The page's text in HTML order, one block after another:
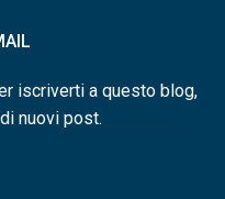
iscriverti a questo blog,
nuovi post.